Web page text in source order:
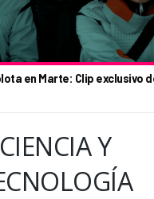
en Marte: Clip exclusivo
CIENCIA Y